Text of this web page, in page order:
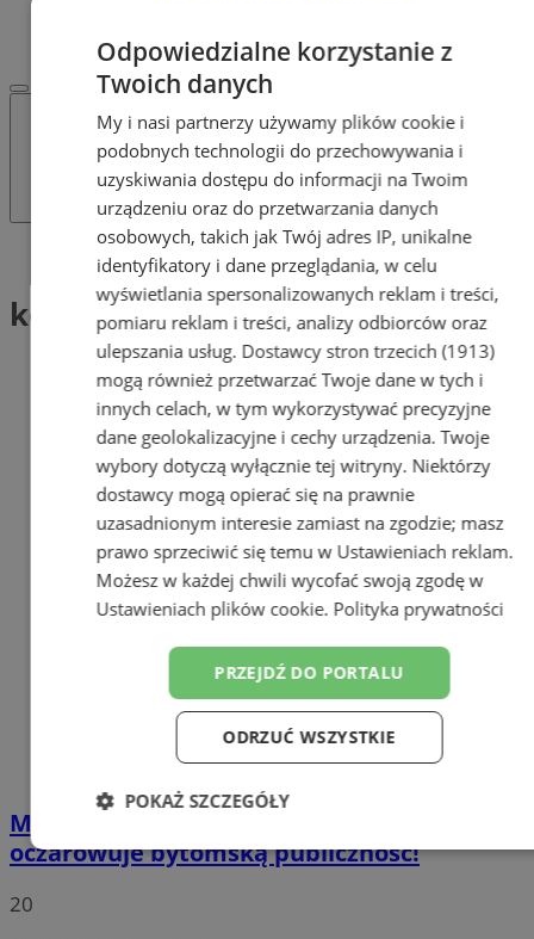
WSPÓŁPRACA
Tag: kostiumy
kostiumy (1)
Magia baśni na scenie: Calineczka
oczarowuje bytomską publiczność!
20
Odpowiedzialne korzystanie z
Twoich danych
My i nasi partnerzy używamy plików cookie i
podobnych technologii do przechowywania i
uzyskiwania dostępu do informacji na Twoim
urządzeniu oraz do przetwarzania danych
osobowych, takich jak Twój adres IP, unikalne
identyfikatory i dane przeglądania, w celu
wyświetlania spersonalizowanych reklam i treści,
pomiaru reklam i treści, analizy odbiorców oraz
ulepszania usług. Dostawcy stron trzecich (1913)
mogą również przetwarzać Twoje dane w tych i
innych celach, w tym wykorzystywać precyzyjne
dane geolokalizacyjne i cechy urządzenia. Twoje
wybory dotyczą wyłącznie tej witryny. Niektórzy
dostawcy mogą opierać się na prawnie
uzasadnionym interesie zamiast na zgodzie; masz
prawo sprzeciwić się temu w Ustawieniach reklam.
Możesz w każdej chwili wycofać swoją zgodę w
Ustawieniach plików cookie. Polityka prywatności
PRZEJDŹ DO PORTALU
ODRZUĆ WSZYSTKIE
POKAŻ SZCZEGÓŁY
Niezbędne Wydajność Targetowanie